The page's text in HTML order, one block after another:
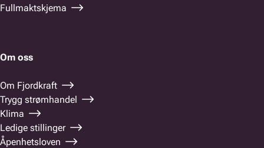
Fullmaktskjema
Om oss
Om Fjordkraft
Trygg strømhandel
Klima
Ledige stillinger
Åpenhetsloven